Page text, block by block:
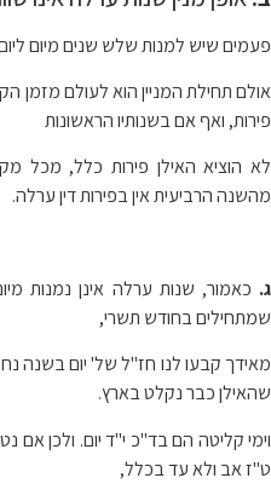
פעמים שיש למנות שלש שנים מיום
אולם תחילת המניין הוא לעולם מזמן
פירות, ואף אם בשנותיו הראשונות
לא הוציא האילן פירות כלל, מכל
מהשנה הרביעית אין בפירות דין ערלה.
ג. כאמור, שנות ערלה אינן נמנות
שמתחילים בחודש תשרי,
מאידך קבעו לנו חז"ל של' יום בשנה
שהאילן כבר נקלט בארץ.
ט"ז אב ולא עד בכלל,